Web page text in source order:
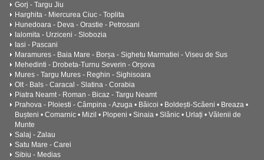
Gorj - Targu Jiu
Harghita - Miercurea Ciuc - Toplita
Hunedoara - Deva - Orastie - Petrosani
Ialomita - Urziceni - Slobozia
Iasi - Pascani
Maramures - Baia Mare - Borșa - Sighetu Marmatiei - Viseu de Sus
Mehedinti - Drobeta-Turnu Severin - Orșova
Mures - Targu Mures - Reghin - Sighisoara
Olt - Bals - Caracal - Slatina - Corabia
Piatra Neamt - Roman - Bicaz - Targu Neamt
Prahova - Ploiesti - Câmpina - Azuga • Băicoi • Boldești-Scăeni • Breaza •
Bușteni • Comarnic • Mizil • Plopeni • Sinaia • Slănic • Urlați • Vălenii de
Munte
Salaj - Zalau
Satu Mare - Carei
Sibiu - Medias